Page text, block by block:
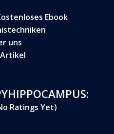
Ebook
uns
Ratings Yet)